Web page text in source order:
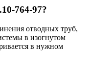
764-97?
отводных труб,
в изогнутом
в нужном